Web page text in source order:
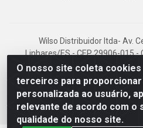
O nosso site coleta
terceiros para
personalizada ao usuário,
relevante de acordo com o
qualidade do nosso site.
Wilso Distribuidor ltda- Av.
Linhares/ES - CEP 29906-015 -